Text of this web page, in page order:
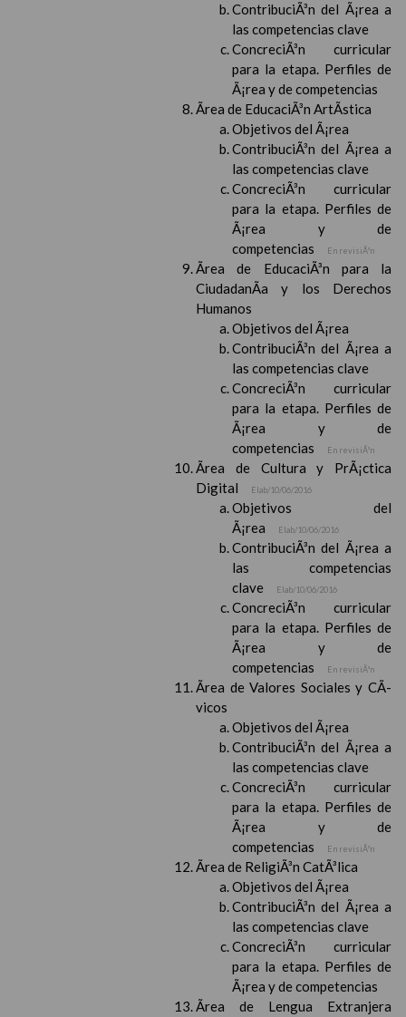
ContribuciÃ³n del Ã¡rea a
las competencias clave
ConcreciÃ³n curricular
para la etapa. Perfiles de
Ã¡rea y de competencias
Ãrea de EducaciÃ³n ArtÃ­stica
Objetivos del Ã¡rea
ContribuciÃ³n del Ã¡rea a
las competencias clave
ConcreciÃ³n curricular
para la etapa. Perfiles de
Ã¡rea y de
competencias
En revisiÃ³n
Ãrea de EducaciÃ³n para la
CiudadanÃ­a y los Derechos
Humanos
Objetivos del Ã¡rea
ContribuciÃ³n del Ã¡rea a
las competencias clave
ConcreciÃ³n curricular
para la etapa. Perfiles de
Ã¡rea y de
competencias
En revisiÃ³n
Ãrea de Cultura y PrÃ¡ctica
Digital
Elab/10/06/2016
Objetivos del
Ã¡rea
Elab/10/06/2016
ContribuciÃ³n del Ã¡rea a
las competencias
clave
Elab/10/06/2016
ConcreciÃ³n curricular
para la etapa. Perfiles de
Ã¡rea y de
competencias
En revisiÃ³n
Ãrea de Valores Sociales y CÃ­
vicos
Objetivos del Ã¡rea
ContribuciÃ³n del Ã¡rea a
las competencias clave
ConcreciÃ³n curricular
para la etapa. Perfiles de
Ã¡rea y de
competencias
En revisiÃ³n
Ãrea de ReligiÃ³n CatÃ³lica
Objetivos del Ã¡rea
ContribuciÃ³n del Ã¡rea a
las competencias clave
ConcreciÃ³n curricular
para la etapa. Perfiles de
Ã¡rea y de competencias
Ãrea de Lengua Extranjera